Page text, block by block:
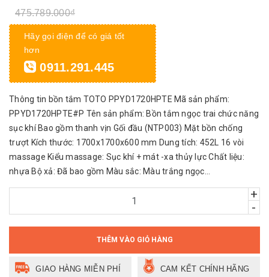
475.789.000₫
Hãy gọi điện để có giá tốt
hơn
0911.291.445
Thông tin bồn tắm TOTO PPYD1720HPTE Mã sản phẩm:
PPYD1720HPTE#P Tên sản phẩm: Bồn tắm ngọc trai chức năng
sục khí Bao gồm thanh vịn Gối đầu (NTP003) Mặt bồn chống
trượt Kích thước: 1700x1700x600 mm Dung tích: 452L 16 vòi
massage Kiểu massage: Sục khí + mát -xa thủy lực Chất liệu:
nhựa Bộ xả: Đã bao gồm Màu sắc: Màu trắng ngọc...
+
-
THÊM VÀO GIỎ HÀNG
GIAO HÀNG MIỄN PHÍ CAM KẾT CHÍNH HÃNG